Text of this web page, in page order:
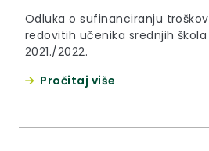
Odluka o sufinanciranju
redovitih učenika srednjih
2021./2022.
Pročitaj više